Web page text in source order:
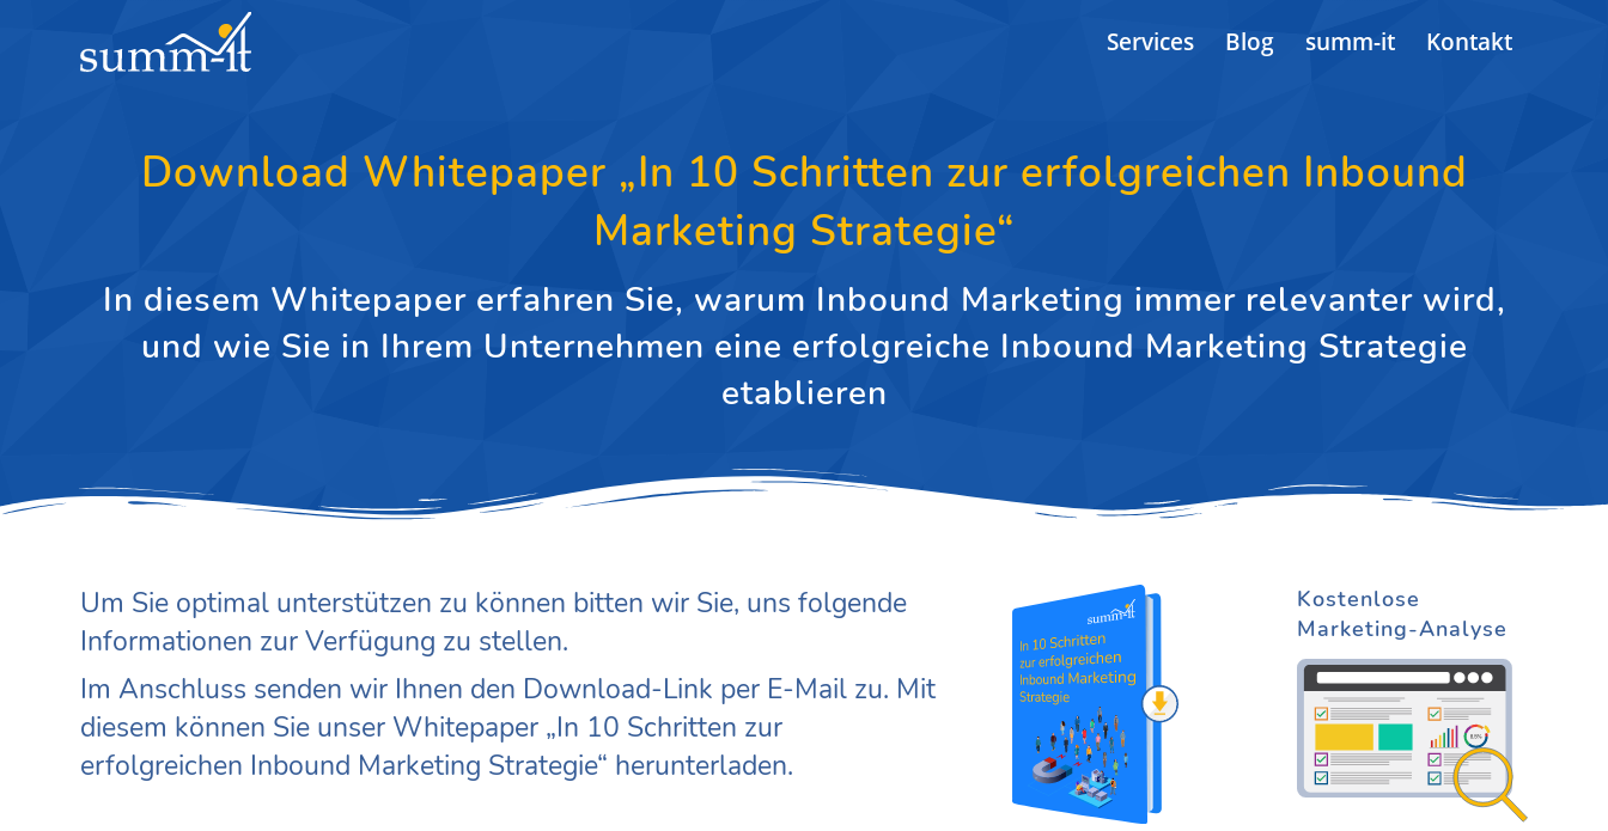
Services Blog summ-it Kontakt
Download Whitepaper „In 10 Schritten zur erfolgreichen Inbound
Marketing Strategie“
In diesem Whitepaper erfahren Sie, warum Inbound Marketing immer relevanter wird,
und wie Sie in Ihrem Unternehmen eine erfolgreiche Inbound Marketing Strategie
etablieren
Um Sie optimal unterstützen zu können bitten wir Sie, uns folgende
Informationen zur Verfügung zu stellen.
Im Anschluss senden wir Ihnen den Download-Link per E-Mail zu. Mit
diesem können Sie unser Whitepaper „In 10 Schritten zur
erfolgreichen Inbound Marketing Strategie“ herunterladen.
Kostenlose
Marketing-Analyse